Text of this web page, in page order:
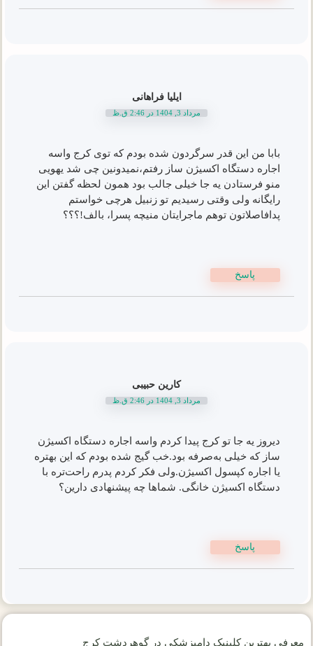
ایلیا فراهانی
مرداد 3, 1404 در 2:46 ق.ظ
بابا من این قدر سرگردون شده بودم که توی کرج واسه
اجاره دستگاه اکسیژن ساز رفتم،نمیدونین چی شد یهویی
منو فرستادن یه جا خیلی جالب بود همون لحظه گفتن این
رایگانه ولی وقتی رسیدیم تو زنبیل هرچی خواستم
پدافاصلاتون توهم ماجرایتان منیچه پسرا، بالف!؟؟؟
پاسخ
کارین حبیبی
مرداد 3, 1404 در 2:46 ق.ظ
دیروز یه جا تو کرج پیدا کردم واسه اجاره دستگاه اکسیژن
ساز که خیلی به‌صرفه‌ بود.خب گیج شده بودم که این بهتره
یا اجاره کپسول اکسیژن.ولی فکر کردم پدرم راحت‌تره با
دستگاه اکسیژن خانگی. شما‌ها چه پیشنهادی دارین؟
پاسخ
معرفی بهترین کلینیک دامپزشکی در گوهردشت کرج